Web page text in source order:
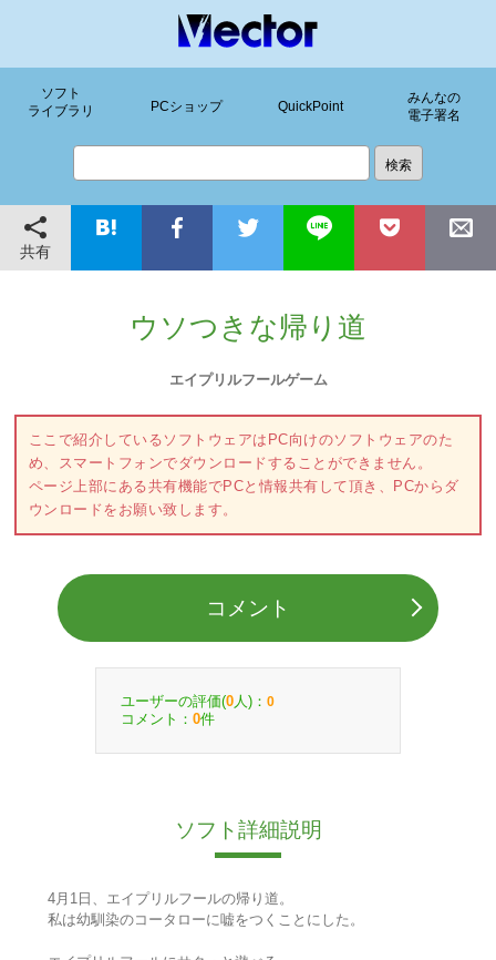
ソフト
ライブラリ
PCショップ QuickPoint
みんなの
電子署名
共有
ウソつきな帰り道
エイプリルフールゲーム
ここで紹介しているソフトウェアはPC向けのソフトウェアのた
め、スマートフォンでダウンロードすることができません。
ページ上部にある共有機能でPCと情報共有して頂き、PCからダ
ウンロードをお願い致します。
コメント
ユーザーの評価(0 人)： 0
コメント： 0件
ソフト詳細説明
4月1日、エイプリルフールの帰り道。
私は幼馴染のコータローに嘘をつくことにした。